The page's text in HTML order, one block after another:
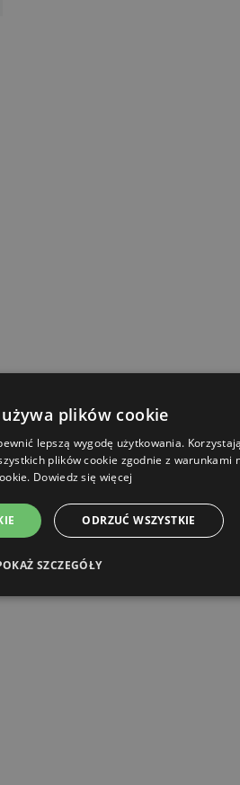
plików cookie
lepszą wygodę użytkowania.
plików cookie zgodnie z warunkami
Dowiedz się więcej
ODRZUĆ WSZYSTKIE
SZCZEGÓŁY